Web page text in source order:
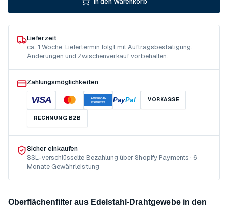
Lieferzeit
ca. 1 Woche. Liefertermin folgt mit Auftragsbestätigung.
Änderungen und Zwischenverkauf vorbehalten.
Zahlungsmöglichkeiten
VISA
AMERICAN
EXPRESS
PayPal VORKASSE
RECHNUNG B2B
Sicher einkaufen
SSL-verschlüsselte Bezahlung über Shopify Payments · 6
Monate Gewährleistung
Oberflächenfilter aus Edelstahl-Drahtgewebe in den